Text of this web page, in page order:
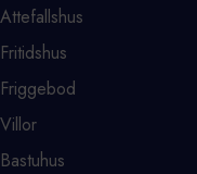
Attefallshus
Fritidshus
Friggebod
Villor
Bastuhus